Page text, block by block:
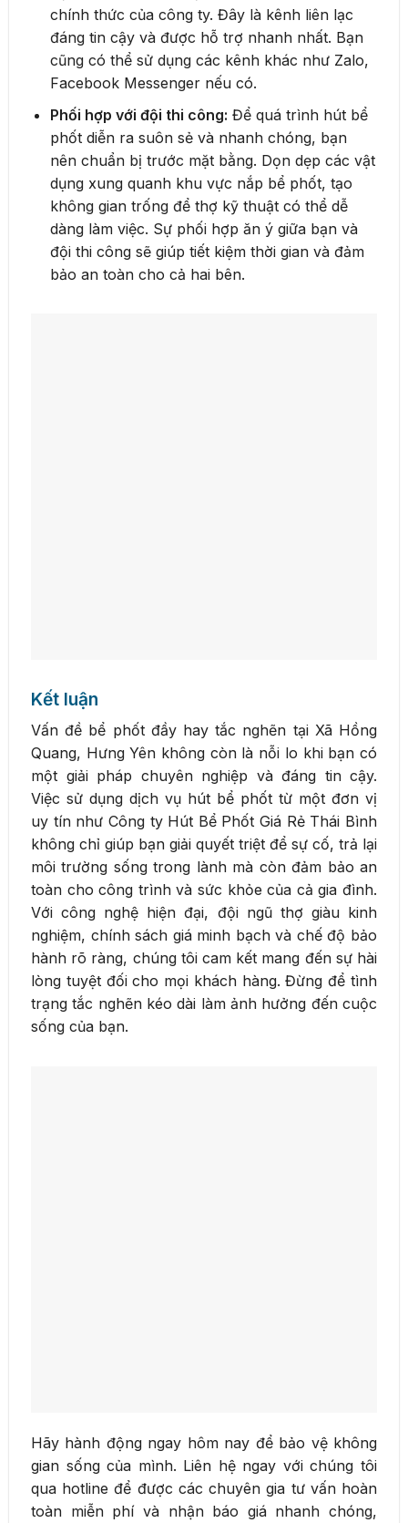
chính thức của công ty. Đây là kênh liên lạc
đáng tin cậy và được hỗ trợ nhanh nhất. Bạn
cũng có thể sử dụng các kênh khác như Zalo,
Facebook Messenger nếu có.
Phối hợp với đội thi công: Để quá trình hút bể
phốt diễn ra suôn sẻ và nhanh chóng, bạn
nên chuẩn bị trước mặt bằng. Dọn dẹp các vật
dụng xung quanh khu vực nắp bể phốt, tạo
không gian trống để thợ kỹ thuật có thể dễ
dàng làm việc. Sự phối hợp ăn ý giữa bạn và
đội thi công sẽ giúp tiết kiệm thời gian và đảm
bảo an toàn cho cả hai bên.
Kết luận
Vấn đề bể phốt đầy hay tắc nghẽn tại Xã Hồng
Quang, Hưng Yên không còn là nỗi lo khi bạn có
một giải pháp chuyên nghiệp và đáng tin cậy.
Việc sử dụng dịch vụ hút bể phốt từ một đơn vị
uy tín như Công ty Hút Bể Phốt Giá Rẻ Thái Bình
không chỉ giúp bạn giải quyết triệt để sự cố, trả lại
môi trường sống trong lành mà còn đảm bảo an
toàn cho công trình và sức khỏe của cả gia đình.
Với công nghệ hiện đại, đội ngũ thợ giàu kinh
nghiệm, chính sách giá minh bạch và chế độ bảo
hành rõ ràng, chúng tôi cam kết mang đến sự hài
lòng tuyệt đối cho mọi khách hàng. Đừng để tình
trạng tắc nghẽn kéo dài làm ảnh hưởng đến cuộc
sống của bạn.
Hãy hành động ngay hôm nay để bảo vệ không
gian sống của mình. Liên hệ ngay với chúng tôi
qua hotline để được các chuyên gia tư vấn hoàn
toàn miễn phí và nhận báo giá nhanh chóng,